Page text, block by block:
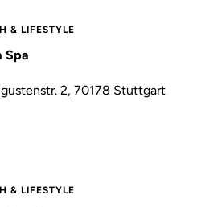
& LIFESTYLE
Spa
2, 70178 Stuttgart
& LIFESTYLE